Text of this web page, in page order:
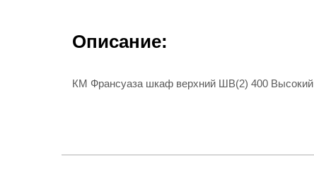
Описание:
КМ Франсуаза шкаф верхний ШВ(2) 400 Высокий